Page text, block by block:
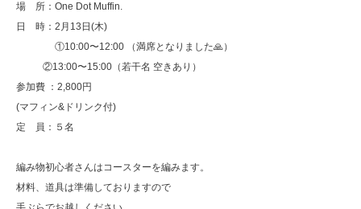
場 所：One Dot Muffin.
日 時：2月13日(木)
①10:00〜12:00 （満席となりました🙏）
②13:00〜15:00（若干名 空きあり）
参加費 ：2,800円
(マフィン&ドリンク付)
定 員：５名
編み物初心者さんはコースターを編みます。
材料、道具は準備しておりますので